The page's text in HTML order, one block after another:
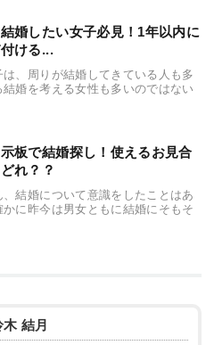
婚したい女子必見！1年以内に
ける...
は、周りが結婚してきている人も多
結婚を考える女性も多いのではない
板で結婚探し！使えるお見合
れ？？
結婚について意識をしたことはあ
かに昨今は男女ともに結婚にそもそ
木 結月